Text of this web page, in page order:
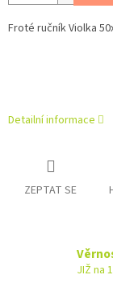
Froté ručník Violka
Detailní informace
ZEPTAT SE
JIŽ na